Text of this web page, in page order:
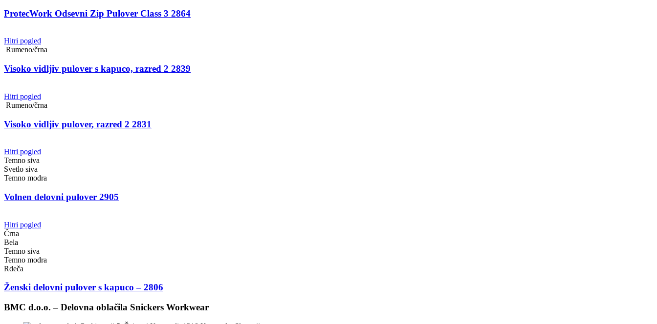
ProtecWork Odsevni Zip Pulover Class 3 2864
Hitri pogled
Rumeno/črna
Visoko vidljiv pulover s kapuco, razred 2 2839
Hitri pogled
Rumeno/črna
Visoko vidljiv pulover, razred 2 2831
Hitri pogled
Temno siva
Svetlo siva
Temno modra
Volnen delovni pulover 2905
Hitri pogled
Črna
Bela
Temno siva
Temno modra
Rdeča
Ženski delovni pulover s kapuco – 2806
BMC d.o.o. – Delovna oblačila Snickers Workwear